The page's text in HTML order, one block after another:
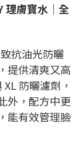
理膚寶水｜全
抗油光防曬
提供清爽又高
防曬濾劑，
外，配方中更
能有效管理臉